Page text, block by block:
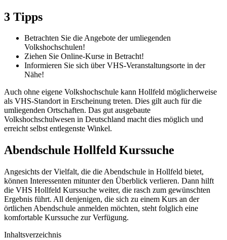
3 Tipps
Betrachten Sie die Angebote der umliegenden
Volkshochschulen!
Ziehen Sie Online-Kurse in Betracht!
Informieren Sie sich über VHS-Veranstaltungsorte in der
Nähe!
Auch ohne eigene Volkshochschule kann Hollfeld möglicherweise
als VHS-Standort in Erscheinung treten. Dies gilt auch für die
umliegenden Ortschaften. Das gut ausgebaute
Volkshochschulwesen in Deutschland macht dies möglich und
erreicht selbst entlegenste Winkel.
Abendschule Hollfeld Kurssuche
Angesichts der Vielfalt, die die Abendschule in Hollfeld bietet,
können Interessenten mitunter den Überblick verlieren. Dann hilft
die VHS Hollfeld Kurssuche weiter, die rasch zum gewünschten
Ergebnis führt. All denjenigen, die sich zu einem Kurs an der
örtlichen Abendschule anmelden möchten, steht folglich eine
komfortable Kurssuche zur Verfügung.
Inhaltsverzeichnis